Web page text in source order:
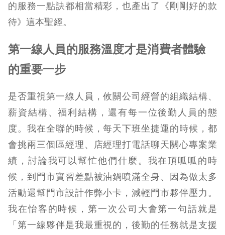
的服務一點訣都相當精彩，也產出了《剛剛好的款
待》這本聖經。
第一線人員的服務溫度才是消費者體驗
的重要一步
是否重視第一線人員，攸關公司經營的組織結構、
薪資結構、福利結構，還有每一位後勤人員的態
度。我在全聯的時候，每天下班坐捷運的時候，都
會挑兩三個區經理、店經理打電話聊天關心專案業
績，討論我可以幫忙他們什麼。我在頂呱呱的時
候，到門市實習差點被油鍋噴滿全身、因為做太多
活動還幫門市設計作弊小卡，減輕門市夥伴壓力。
我在怡客的時候，第一次公司大會第一句話就是
「第一線夥伴是我最重視的，後勤的任務就是支援